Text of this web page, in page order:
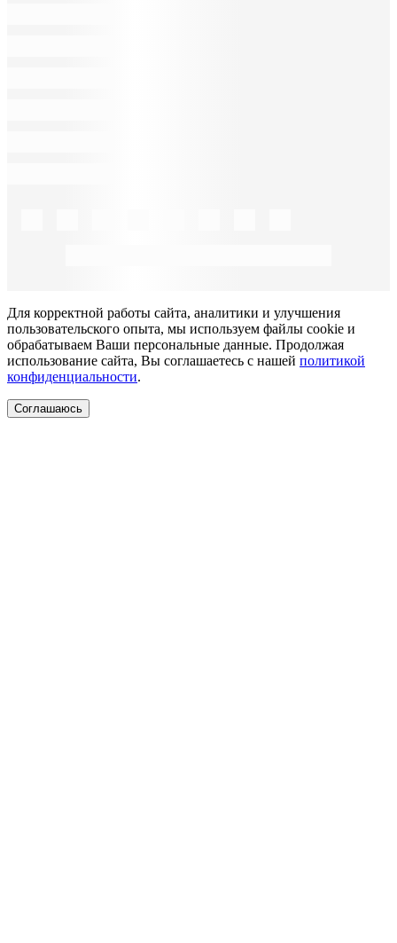
Для корректной работы сайта, аналитики и улучшения
пользовательского опыта, мы используем файлы cookie и
обрабатываем Ваши персональные данные. Продолжая
использование сайта, Вы соглашаетесь с нашей политикой
конфиденциальности.
Соглашаюсь